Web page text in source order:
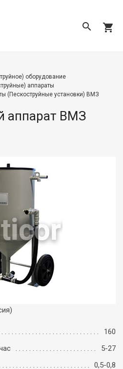
search shopping_cart
оборудование
аппараты
(Пескоструйные установки) ВМЗ
аппарат ВМЗ
160
5-27
0,5-0,8